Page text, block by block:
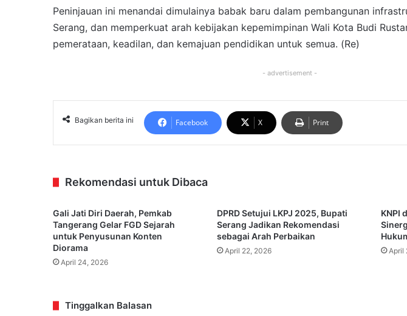
Peninjauan ini menandai dimulainya babak baru dalam pembangunan
Serang, dan memperkuat arah kebijakan kepemimpinan Wali Kota Budi
pemerataan, keadilan, dan kemajuan pendidikan untuk semua. (Re)
- advertisement -
Bagikan berita ini Facebook X Print
Rekomendasi untuk Dibaca
Gali Jati Diri Daerah, Pemkab
Tangerang Gelar FGD Sejarah
untuk Penyusunan Konten
Diorama
April 24, 2026
DPRD Setujui LKPJ 2025, Bupati
Serang Jadikan Rekomendasi
sebagai Arah Perbaikan
April 22, 2026
KNPI
April
Tinggalkan Balasan